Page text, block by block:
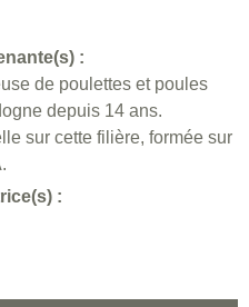
:
de poulettes et poules
depuis 14 ans.
sur cette filière, formée sur
: